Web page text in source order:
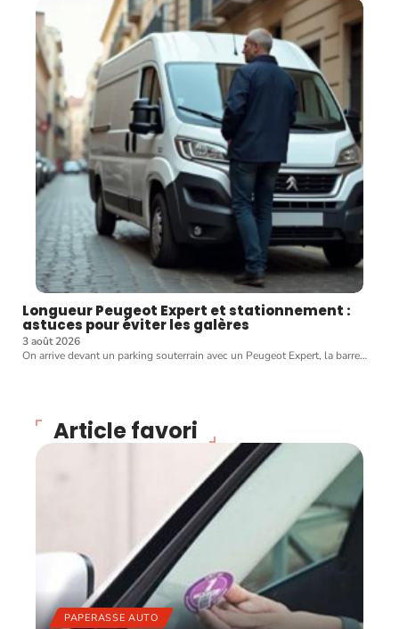
Longueur Peugeot Expert et stationnement :
astuces pour éviter les galères
3 août 2026
On arrive devant un parking souterrain avec un Peugeot Expert, la barre…
Article favori
PAPERASSE AUTO